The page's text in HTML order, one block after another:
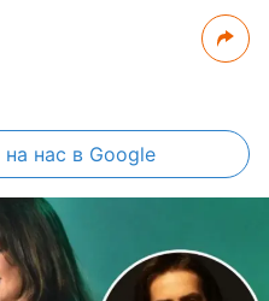
на нас в Google